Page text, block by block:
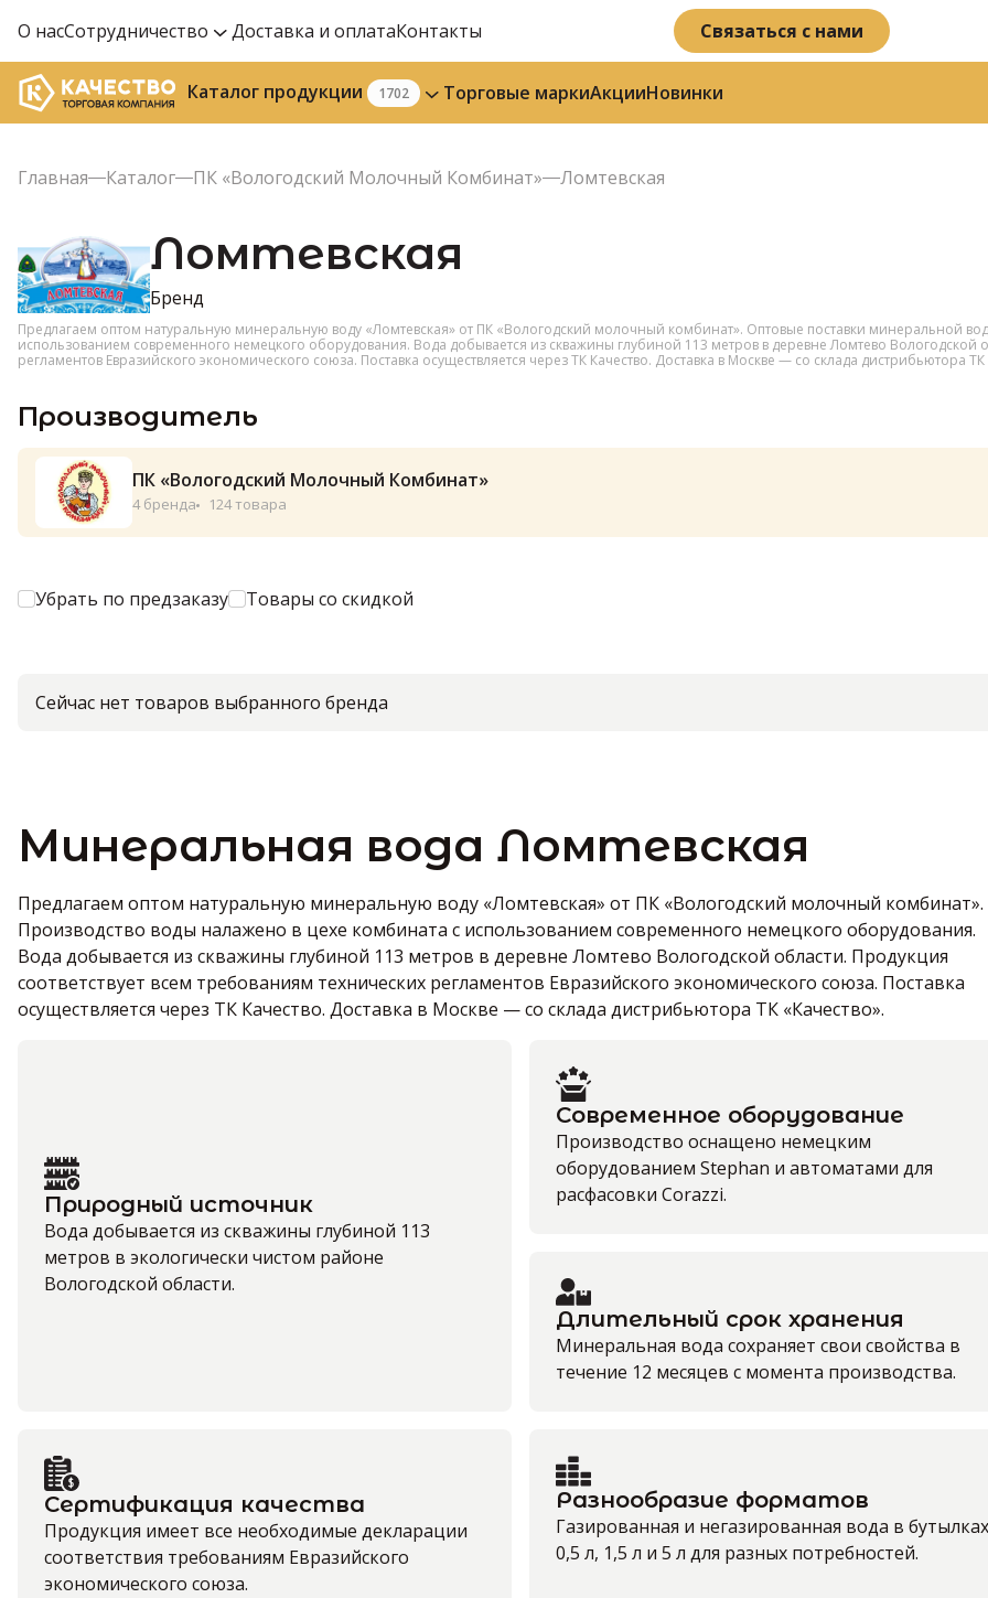
О насСотрудничество Доставка и оплатаКонтакты Связаться с нами
Каталог продукции 1702 Торговые маркиАкцииНовинки
Главная Каталог ПК «Вологодский Молочный Комбинат» Ломтевская
Ломтевская
Бренд
Предлагаем оптом натуральную минеральную воду «Ломтевская» от ПК «Вологодский молочный комбинат». Оптовые поставки минеральной
использованием современного немецкого оборудования. Вода добывается из скважины глубиной 113 метров в деревне Ломтево Вологодской
регламентов Евразийского экономического союза. Поставка осуществляется через ТК Качество. Доставка в Москве — со склада дистрибьютора ТК
Производитель
ПК «Вологодский Молочный Комбинат»
4 бренда 124 товара
Убрать по предзаказу Товары со скидкой
Сейчас нет товаров выбранного бренда
Минеральная вода Ломтевская
Предлагаем оптом натуральную минеральную воду «Ломтевская» от ПК «Вологодский молочный комбинат».
Производство воды налажено в цехе комбината с использованием современного немецкого оборудования.
Вода добывается из скважины глубиной 113 метров в деревне Ломтево Вологодской области. Продукция
соответствует всем требованиям технических регламентов Евразийского экономического союза. Поставка
осуществляется через ТК Качество. Доставка в Москве — со склада дистрибьютора ТК «Качество».
Природный источник
Вода добывается из скважины глубиной 113
метров в экологически чистом районе
Вологодской области.
Современное оборудование
Производство оснащено немецким
оборудованием Stephan и автоматами для
расфасовки Corazzi.
Длительный срок хранения
Минеральная вода сохраняет свои свойства в
течение 12 месяцев с момента производства.
Сертификация качества
Продукция имеет все необходимые декларации
соответствия требованиям Евразийского
экономического союза.
Разнообразие форматов
Газированная и негазированная вода в бутылках
0,5 л, 1,5 л и 5 л для разных потребностей.